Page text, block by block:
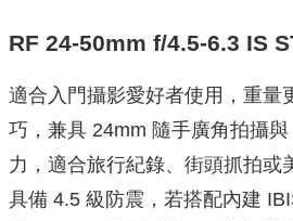
RF 24-50mm f/4.5-6.3 IS
適合入門攝影愛好者使用，重量
巧，兼具 24mm 隨手廣角拍攝
力，適合旅行紀錄、街頭抓拍或
具備 4.5 級防震，若搭配內建